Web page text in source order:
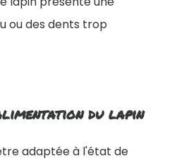
ou des dents trop
du lapin
adaptée à l'état de